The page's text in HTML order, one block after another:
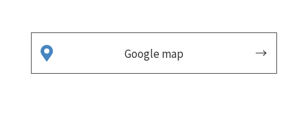
Google map